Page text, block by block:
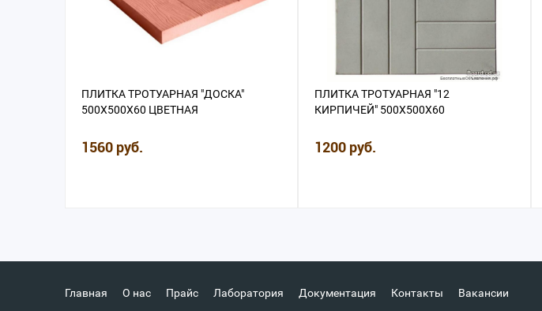
ПЛИТКА ТРОТУАРНАЯ "ДОСКА"
500Х500Х60 ЦВЕТНАЯ
1560 руб.
ПЛИТКА ТРОТУАРНАЯ "12
КИРПИЧЕЙ" 500Х500Х60
1200 руб.
Главная О нас Прайс Лаборатория Документация Контакты
Вакансии